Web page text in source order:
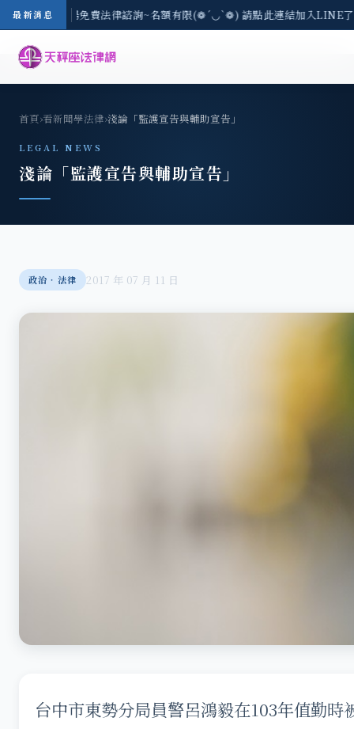
最新消息
-8/3(一) 現場免費法律諮詢~名額有限(❁´◡`❁) 請點此連結加入LINE
首頁›看新聞學法律›淺論「監護宣告與輔助宣告」
LEGAL NEWS
淺論「監護宣告與輔助宣告」
政治‧法律 2017 年 07 月 11 日
台中市東勢分局員警呂鴻毅在103年值勤